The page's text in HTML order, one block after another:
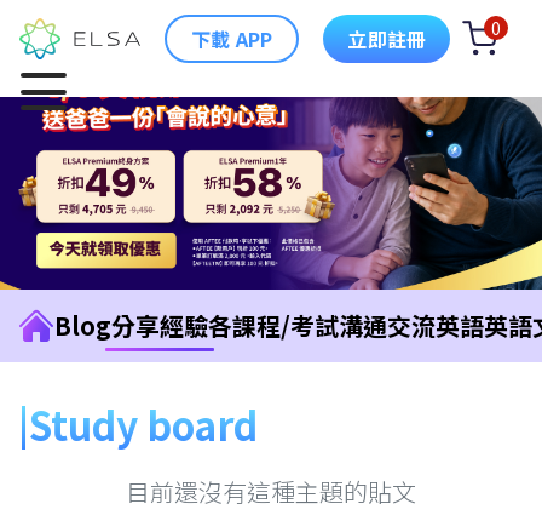
下載 APP 立即註冊 0
Blog分享經驗各課程/考試溝通交流英語英語
Study board
目前還沒有這種主題的貼文